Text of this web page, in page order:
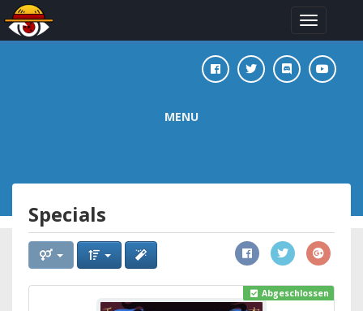
Toggle
navigation
MENU
Specials
Abgeschlossen